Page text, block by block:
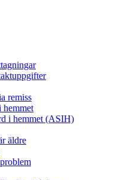
remiss
hemmet
i hemmet (ASIH)
äldre